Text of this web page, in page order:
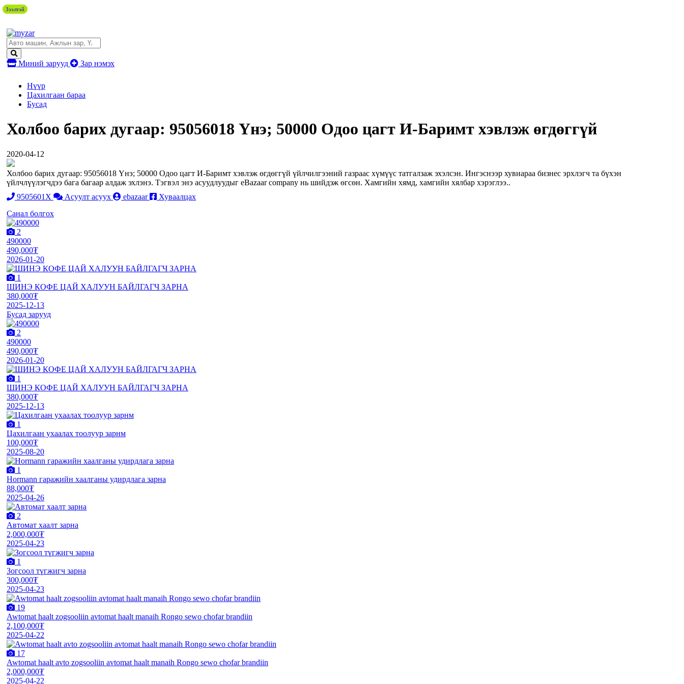
Миний зарууд Зар нэмэх
Нүүр
Цахилгаан бараа
Бусад
Холбоо барих дугаар: 95056018 Үнэ; 50000 Одоо цагт И-Баримт хэвлэж өгдөггүй
2020-04-12
Холбоо барих дугаар: 95056018 Үнэ; 50000 Одоо цагт И-Баримт хэвлэж өгдөггүй үйлчилгээний газраас хүмүүс татгалзаж эхэлсэн. Ингэснээр хувиараа бизнес эрхлэгч та бүхэн
үйлчлүүлэгчдээ бага багаар алдаж эхлэнэ. Тэгвэл энэ асуудлуудыг eBazaar company нь шийдэж өгсөн. Хамгийн хямд, хамгийн хялбар хэрэглээ..
9505601X
Асуулт асуух ebazaar
Хуваалцах
Санал болгох
2
490000
490,000₮
2026-01-20
1
ШИНЭ КОФЕ ЦАЙ ХАЛУУН БАЙЛГАГЧ ЗАРНА
380,000₮
2025-12-13
Бусад зарууд
2
490000
490,000₮
2026-01-20
1
ШИНЭ КОФЕ ЦАЙ ХАЛУУН БАЙЛГАГЧ ЗАРНА
380,000₮
2025-12-13
1
Цахилгаан ухаалах тоолуур зарнм
100,000₮
2025-08-20
1
Hormann гаражийн хаалганы удирдлага зарна
88,000₮
2025-04-26
Зээлтэй
2
Автомат хаалт зарна
2,000,000₮
2025-04-23
1
Зогсоол түгжигч зарна
300,000₮
2025-04-23
Зээлтэй
19
Awtomat haalt zogsooliin avtomat haalt manaih Rongo sewo chofar brandiin
2,100,000₮
2025-04-22
Зээлтэй
17
Awtomat haalt avto zogsooliin avtomat haalt manaih Rongo sewo chofar brandiin
2,000,000₮
2025-04-22